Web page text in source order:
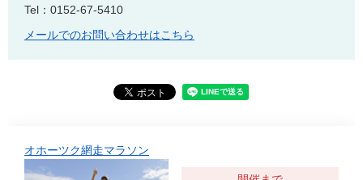
Tel：0152-67-5410
メールでのお問い合わせはこちら
オホーツク網走マラソン